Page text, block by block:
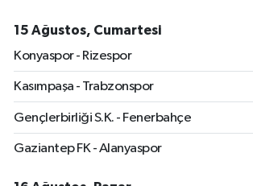
15 Ağustos, Cumartesi
Konyaspor - Rizespor
Kasımpaşa - Trabzonspor
Gençlerbirliği S.K. - Fenerbahçe
Gaziantep FK - Alanyaspor